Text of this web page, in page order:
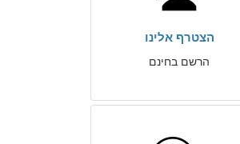
הצטרף אלינו
הרשם בחינם